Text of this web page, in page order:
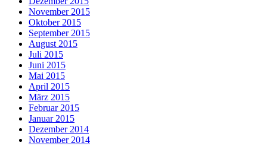
November 2015
Oktober 2015
September 2015
August 2015
Juli 2015
Juni 2015
Mai 2015
April 2015
März 2015
Februar 2015
Januar 2015
Dezember 2014
November 2014